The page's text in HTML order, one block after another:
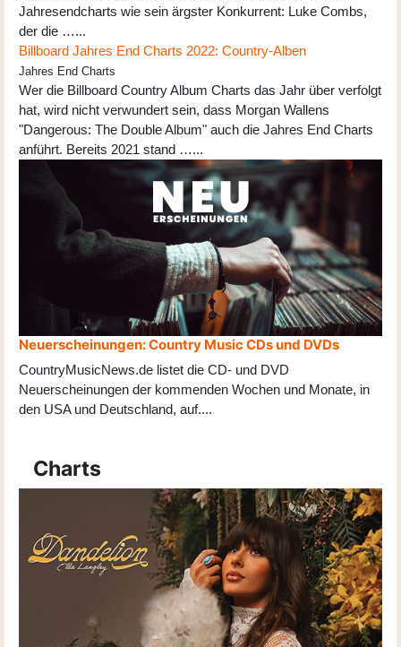
Jahresendcharts wie sein ärgster Konkurrent: Luke Combs,
der die …...
Billboard Jahres End Charts 2022: Country-Alben
Jahres End Charts
Wer die Billboard Country Album Charts das Jahr über verfolgt
hat, wird nicht verwundert sein, dass Morgan Wallens
"Dangerous: The Double Album" auch die Jahres End Charts
anführt. Bereits 2021 stand …...
Neuerscheinungen: Country Music CDs und DVDs
CountryMusicNews.de listet die CD- und DVD
Neuerscheinungen der kommenden Wochen und Monate, in
den USA und Deutschland, auf....
Charts